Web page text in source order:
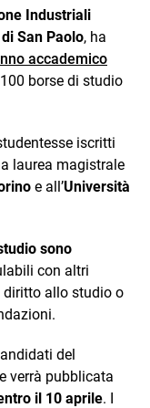
Industriali
San Paolo, ha
accademico
borse di studio
iscritti
laurea magistrale
e all’Università
sono
con altri
diritto allo studio o
del
verrà pubblicata
il 10 aprile. I